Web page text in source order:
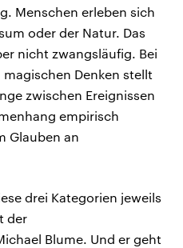
Menschen erleben sich
oder der Natur. Das
nicht zwangsläufig. Bei
Denken stellt
zwischen Ereignissen
empirisch
Glauben an
drei Kategorien jeweils
der
Blume. Und er geht